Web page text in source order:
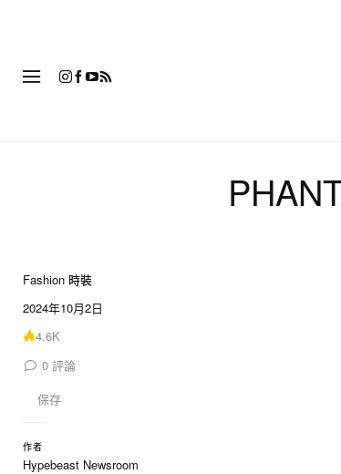
Fashion 時裝
2024年10月2日
4.6K
0 評論
保存
作者
Hypebeast Newsroom